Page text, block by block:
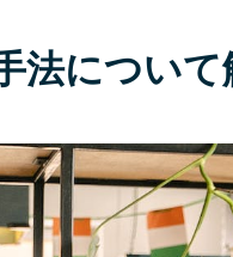
法について